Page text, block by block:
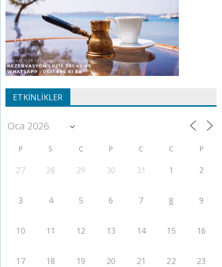
ETKINLIKLER
P S Ç P C C P
27 28 29 30 31 1 2
3 4 5 6 7 8 9
10 11 12 13 14 15 16
17 18 19 20 21 22 23